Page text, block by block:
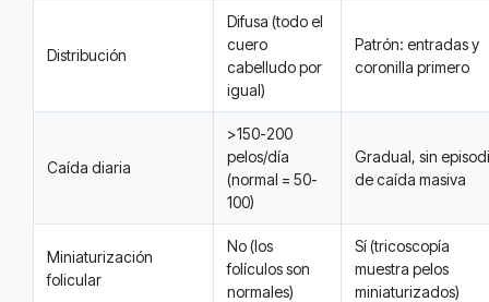
Distribución
Difusa (todo el
cuero
cabelludo por
igual)
Patrón: entradas y
coronilla primero
Caída diaria
>150-200
pelos/día
(normal = 50-
100)
Gradual, sin
de caída masiva
Miniaturización
folicular
No (los
folículos son
normales)
Sí (tricoscopía
muestra pelos
miniaturizados)